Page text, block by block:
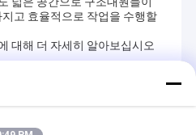
고 효율적으로 작업을 수행할
대해 더 자세히 알아보십시오